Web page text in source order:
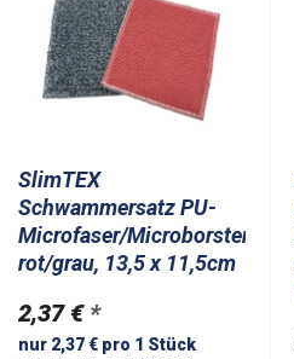
SlimTEX
Schwammersatz PU-
Microfaser/Microborsten
rot/grau, 13,5 x 11,5cm
2,37 € *
nur 2,37 € pro 1 Stück